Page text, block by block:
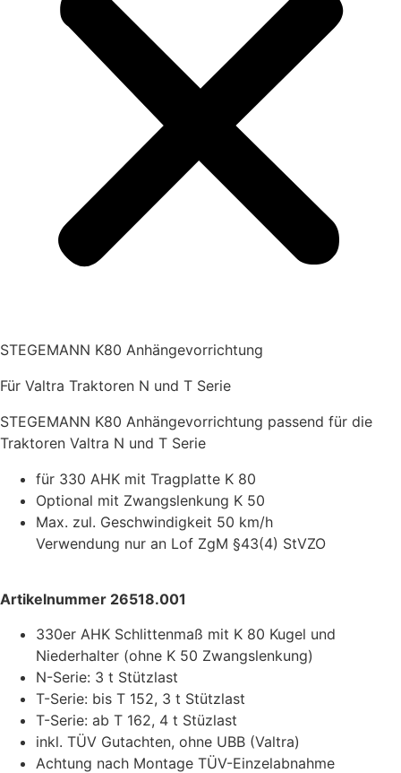
STEGEMANN K80 Anhängevorrichtung
Für Valtra Traktoren N und T Serie
STEGEMANN K80 Anhängevorrichtung passend für die
Traktoren Valtra N und T Serie
für 330 AHK mit Tragplatte K 80
Optional mit Zwangslenkung K 50
Max. zul. Geschwindigkeit 50 km/h
Verwendung nur an Lof ZgM §43(4) StVZO
Artikelnummer 26518.001
330er AHK Schlittenmaß mit K 80 Kugel und
Niederhalter (ohne K 50 Zwangslenkung)
N-Serie: 3 t Stützlast
T-Serie: bis T 152, 3 t Stützlast
T-Serie: ab T 162, 4 t Stüzlast
inkl. TÜV Gutachten, ohne UBB (Valtra)
Achtung nach Montage TÜV-Einzelabnahme